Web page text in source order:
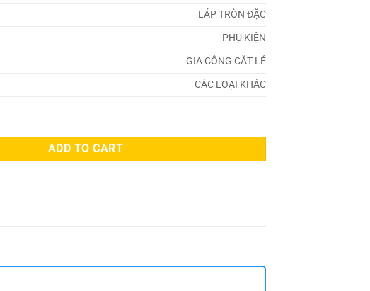
LÁP TRÒN ĐẶC
PHỤ KIỆN
GIA CÔNG CẮT LẺ
CÁC LOẠI KHÁC
ADD TO CART